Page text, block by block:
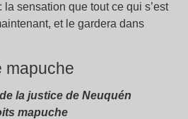
la sensation que tout ce qui s’est
et le gardera dans
mapuche
la justice de Neuquén
mapuche